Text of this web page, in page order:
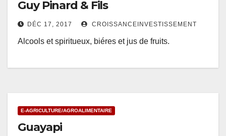
Guy Pinard & Fils
DÉC 17, 2017 CROISSANCEINVESTISSEMENT
Alcools et spiritueux, biéres et jus de fruits.
E-AGRICULTURE/AGROALIMENTAIRE
Guayapi